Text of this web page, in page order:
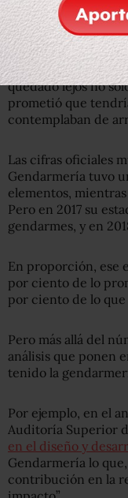
Fracaso en
Con el paso de los
quedado lejos no
prometió que
contemplaban de
Las cifras oficiales
Gendarmería tuvo
elementos,
Pero en 2017 su
gendarmes, y en
En proporción, ese
por ciento de lo
por ciento de lo
Pero más allá del
análisis que ponen
tenido la
Por ejemplo, en el
Auditoría Superior
en el diseño y
Gendarmería lo
contribución en la